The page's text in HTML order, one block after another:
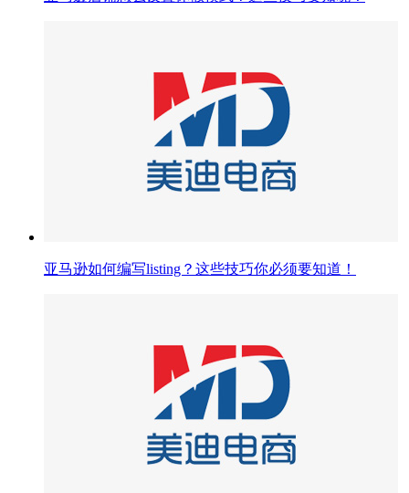
亚马逊如何编写listing？这些技巧你必须要知道！